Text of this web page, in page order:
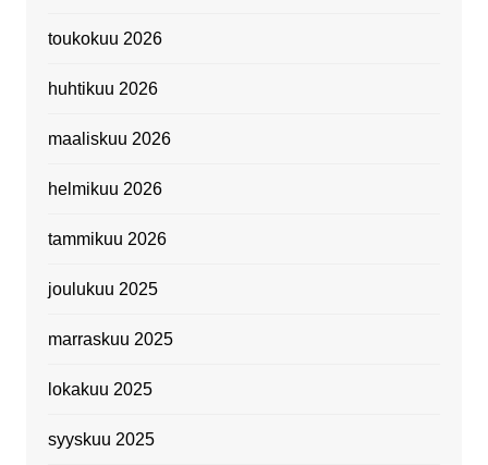
toukokuu 2026
huhtikuu 2026
maaliskuu 2026
helmikuu 2026
tammikuu 2026
joulukuu 2025
marraskuu 2025
lokakuu 2025
syyskuu 2025